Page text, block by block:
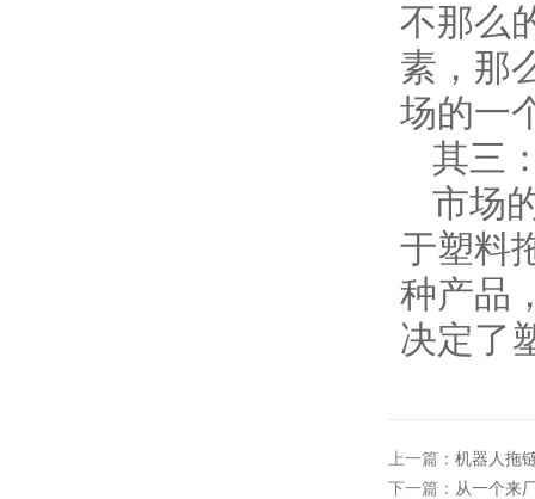
不那么
素，那
场的一
其三
市场
于塑料
种产品
决定了
上一篇： 机器人拖
下一篇： 从一个来